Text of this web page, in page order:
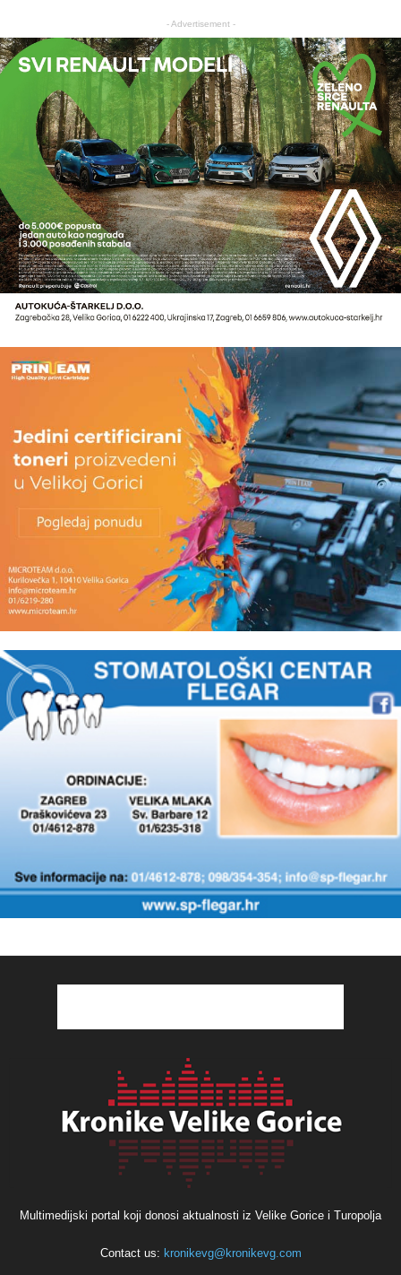
- Advertisement -
Multimedijski portal koji donosi aktualnosti iz Velike Gorice i Turopolja
Contact us: kronikevg@kronikevg.com